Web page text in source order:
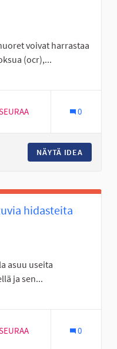
voivat harrastaa
(ocr),...
Seinäjoki
SEURAAJAA 0
NÄYTÄ IDEA
hidasteita
asuu useita
ja sen...
Seinäjoki
SEURAAJAA 0